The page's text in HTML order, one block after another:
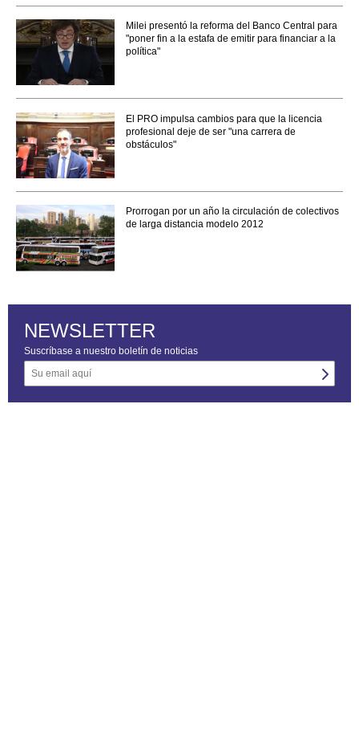
Milei presentó la reforma del Banco Central para
"poner fin a la estafa de emitir para financiar a la
política"
El PRO impulsa cambios para que la licencia
profesional deje de ser "una carrera de
obstáculos"
Prorrogan por un año la circulación de colectivos
de larga distancia modelo 2012
NEWSLETTER
Suscríbase a nuestro boletín de noticias